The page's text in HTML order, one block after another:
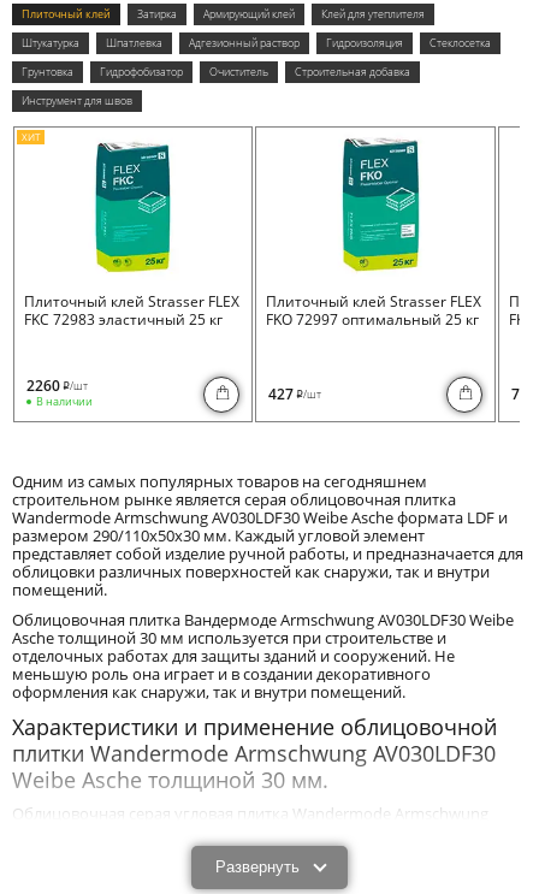
Плиточный клей Затирка Армирующий клей
Клей для утеплителя
Штукатурка
Шпатлевка Адгезионный раствор Гидроизоляция
Стеклосетка
Грунтовка
Гидрофобизатор Очиститель
Строительная добавка
Инструмент для швов
ХИТ
Плиточный клей Strasser FLEX
FKC 72983 эластичный 25 кг
2260 i/шт
В наличии
Плиточный клей Strasser FLEX
FKO 72997 оптимальный 25 кг
427 i/шт 730
Одним из самых популярных товаров на сегодняшнем
строительном рынке является серая облицовочная плитка
Wandermode Armschwung AV030LDF30 Weibe Asche формата LDF и
размером 290/110x50x30 мм. Каждый угловой элемент
представляет собой изделие ручной работы, и предназначается для
облицовки различных поверхностей как снаружи, так и внутри
помещений.
Облицовочная плитка Вандермоде Armschwung AV030LDF30 Weibe
Asche толщиной 30 мм используется при строительстве и
отделочных работах для защиты зданий и сооружений. Не
меньшую роль она играет и в создании декоративного
оформления как снаружи, так и внутри помещений.
Характеристики и применение облицовочной
плитки Wandermode Armschwung AV030LDF30
Weibe Asche толщиной 30 мм.
Облицовочная серая угловая плитка Wandermode Armschwung
своим техническим и эксплуатационным характеристикам
эффективно защищает постройки от механического воздействия и
влияния негативных природных факторов. Оптимальная толщина
Развернуть